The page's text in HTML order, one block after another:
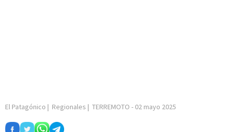
El Patagónico | Regionales | TERREMOTO - 02 mayo 2025